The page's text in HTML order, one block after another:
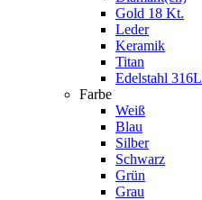
Gold 18 Kt.
Leder
Keramik
Titan
Edelstahl 316L
Farbe
Weiß
Blau
Silber
Schwarz
Grün
Grau